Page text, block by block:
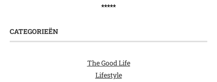
*****
CATEGORIEËN
The Good Life
Lifestyle